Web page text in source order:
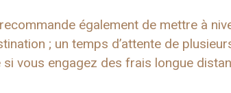
également de mettre à
; un temps d’attente de
vous engagez des frais longue